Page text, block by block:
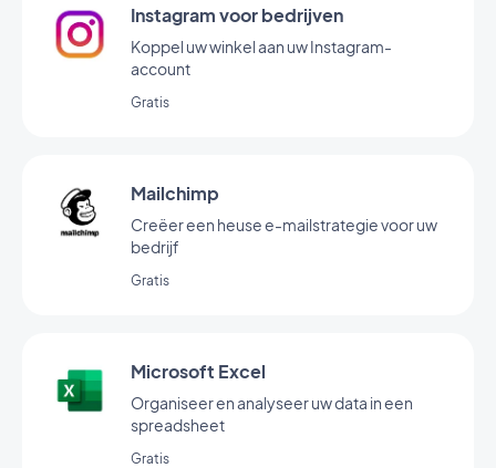
Instagram voor bedrijven
Koppel uw winkel aan uw Instagram-
account
Gratis
Mailchimp
Creëer een heuse e-mailstrategie voor uw
bedrijf
Gratis
Microsoft Excel
Organiseer en analyseer uw data in een
spreadsheet
Gratis